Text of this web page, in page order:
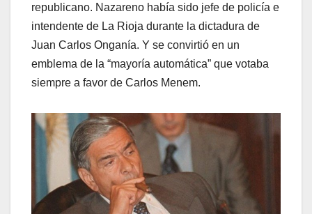
republicano. Nazareno había sido jefe de policía e
intendente de La Rioja durante la dictadura de
Juan Carlos Onganía. Y se convirtió en un
emblema de la “mayoría automática” que votaba
siempre a favor de Carlos Menem.